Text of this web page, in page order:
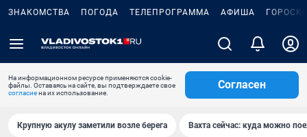
ЗНАКОМСТВА ПОГОДА ТЕЛЕПРОГРАММА АФИША
На информационном ресурсе применяются cookie-
файлы. Оставаясь на сайте, вы подтверждаете свое
согласиена их использование.
Согласен
Крупную акулу заметили возле берега Вахта сейчас: куда можно